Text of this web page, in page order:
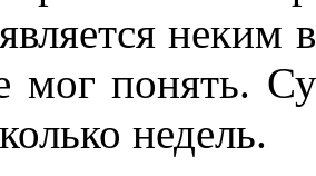
неким
мог понять.
недель.